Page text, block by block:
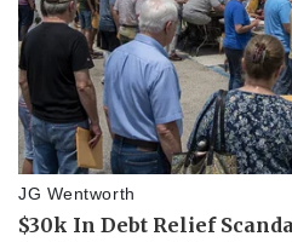
Thế giới thể thao
eSports
Hậu trường